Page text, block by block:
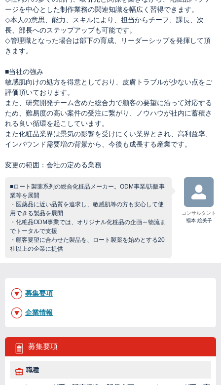
ージを中心とした制作業務の関連知識を幅広く習得できます。
◇本人の意思、能力、スキルにより、担当からチーフ、課長、次
長、部長へのステップアップも可能です。
◇管理職となった場合は部下の育成、リーダーシップを発揮して頂
きます。
■当社の強み
敏感肌向けの処方を得意としており、皮膚トラブルが少ない点をご
評価頂いております。
また、研究開発チーム含めた総合力で顧客の要望に沿って対応する
ため、難易度の高い案件の受注に繋がり、ノウハウが社内に蓄積さ
れる良い循環を起こしています。
また化粧品業界は景気の影響を受けにくい業界とされ、高利益率、
インバウンド需要増の背景から、今後も成長する産業です。
変更の範囲：会社の定める業務
■ロート製薬系列の総合化粧品メーカー。ODM事業/訪販事
業等を展開
・医薬品に近い品質を追求し、敏感肌等の方も安心して使
用できる製品を展開
・化粧品ODM事業では、オリジナル化粧品の企画～物流ま
でトータルで支援
・顧客要望に合わせた製品を、ロート製薬を始めとする20
社以上の企業に提供
コンサルタント
福本 絵美子
募集要項
職種
募集要項
企業情報